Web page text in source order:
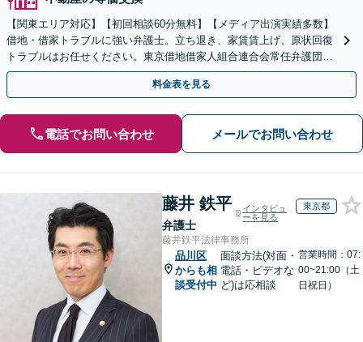
【関東エリア対応】【初回相談60分無料】【メディア出演実績多数】
借地・借家トラブルに強い弁護士。立ち退き、家賃賃上げ、原状回復
トラブルはお任せください。東京借地借家人組合連合会常任弁護団と
して10年以上の実績あり【出張相談対応】
料金表を見る
電話でお問い合わせ メールでお問い合わせ
藤井 鉄平
弁護士
インタビュ
ーを見る
東京都
藤井鉄平法律事務所
品川区
からも相
談受付中
面談方法(対面・
電話・ビデオな
ど)は応相談
営業時間：07:
00~21:00（土
日祝日）